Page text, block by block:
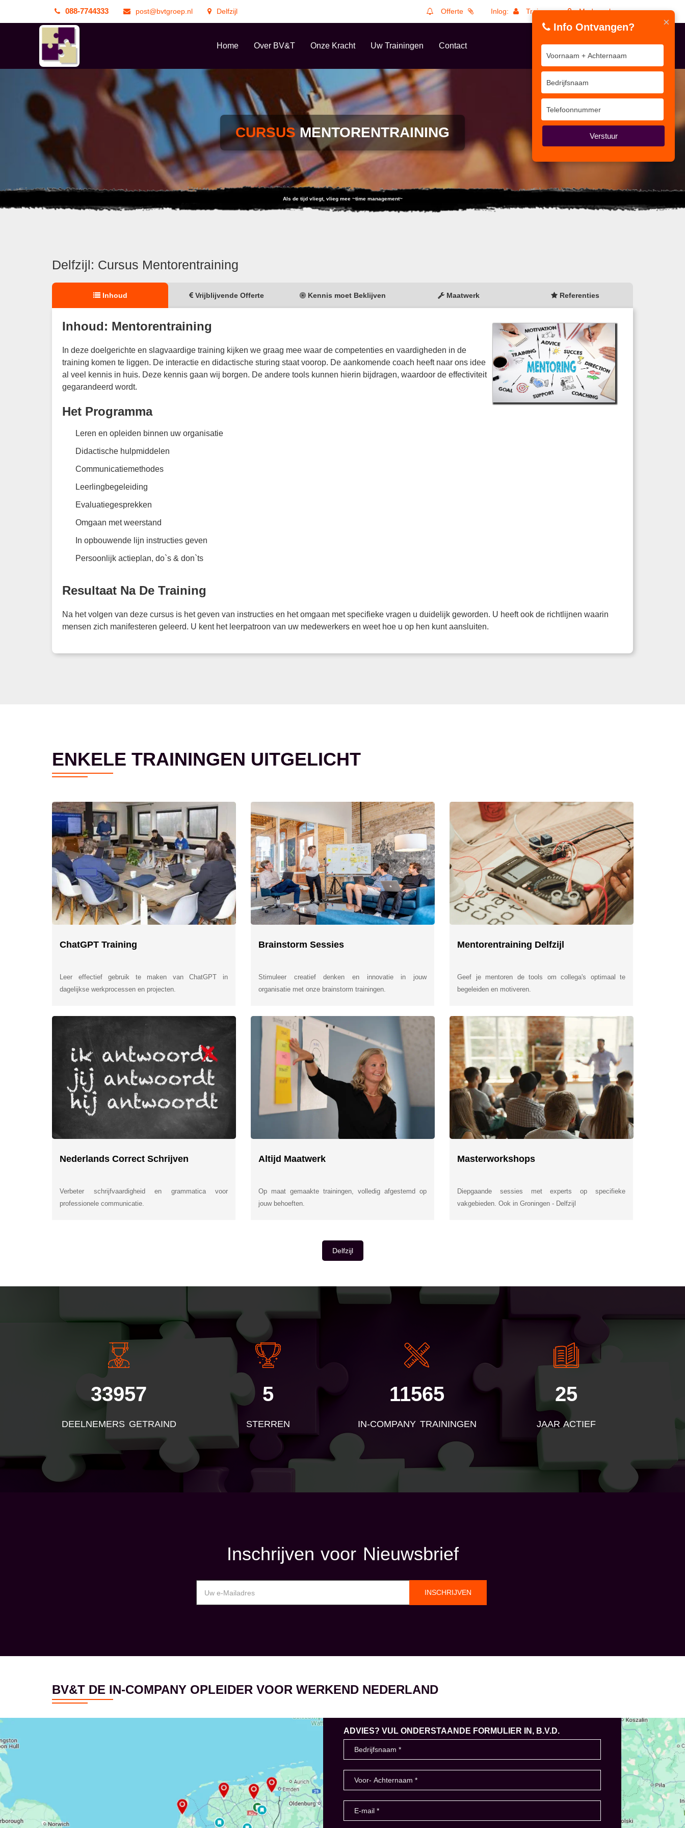
088-7744333 post@bvtgroep.nl Delfzijl Offerte Inlog: Trainers Medewerkers
Home Over BV&T Onze Kracht Uw Trainingen Contact
CURSUS MENTORENTRAINING
Als de tijd vliegt, vlieg mee ~time management~
Delfzijl: Cursus Mentorentraining
Inhoud Vrijblijvende Offerte Kennis moet Beklijven Maatwerk Referenties
Inhoud: Mentorentraining
In deze doelgerichte en slagvaardige training kijken we graag mee waar de competenties en vaardigheden in de
training komen te liggen. De interactie en didactische sturing staat voorop. De aankomende coach heeft naar ons idee
al veel kennis in huis. Deze kennis gaan wij borgen. De andere tools kunnen hierin bijdragen, waardoor de effectiviteit
gegarandeerd wordt.
Het Programma
Leren en opleiden binnen uw organisatie
Didactische hulpmiddelen
Communicatiemethodes
Leerlingbegeleiding
Evaluatiegesprekken
Omgaan met weerstand
In opbouwende lijn instructies geven
Persoonlijk actieplan, do`s & don`ts
Resultaat Na De Training
Na het volgen van deze cursus is het geven van instructies en het omgaan met specifieke vragen u duidelijk geworden. U heeft ook de richtlijnen waarin
mensen zich manifesteren geleerd. U kent het leerpatroon van uw medewerkers en weet hoe u op hen kunt aansluiten.
ENKELE TRAININGEN UITGELICHT
ChatGPT Training
Leer effectief gebruik te maken van ChatGPT in
dagelijkse werkprocessen en projecten.
Brainstorm Sessies
Stimuleer creatief denken en innovatie in jouw
organisatie met onze brainstorm trainingen.
Mentorentraining Delfzijl
Geef je mentoren de tools om collega's optimaal te
begeleiden en motiveren.
Nederlands Correct Schrijven
Verbeter schrijfvaardigheid en grammatica voor
professionele communicatie.
Altijd Maatwerk
Op maat gemaakte trainingen, volledig afgestemd op
jouw behoeften.
Masterworkshops
Diepgaande sessies met experts op specifieke
vakgebieden. Ook in Groningen - Delfzijl
Delfzijl
33957
DEELNEMERS GETRAIND
5
STERREN
11565
IN-COMPANY TRAININGEN
25
JAAR ACTIEF
Inschrijven voor Nieuwsbrief
INSCHRIJVEN
BV&T DE IN-COMPANY OPLEIDER VOOR WERKEND NEDERLAND
ADVIES? VUL ONDERSTAANDE FORMULIER IN, B.V.D.
×
Info Ontvangen?
Verstuur